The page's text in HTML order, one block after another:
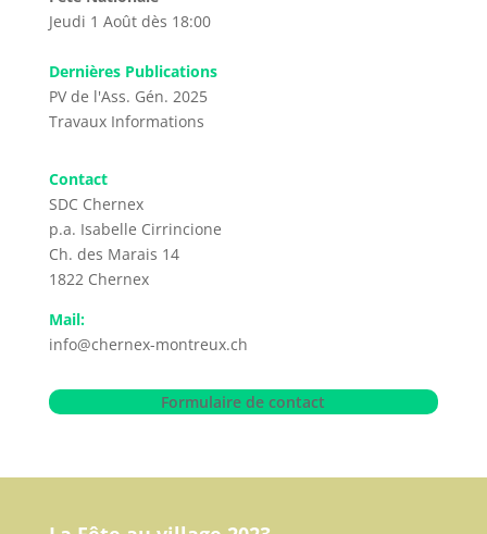
a
i
v
e
Jeudi 1 Août dès 18:00
Dernières Publications
PV de l'Ass. Gén. 2025
Travaux Informations
Contact
SDC Chernex
p.a. Isabelle Cirrincione
Ch. des Marais 14
1822 Chernex
Mail:
info@chernex-montreux.ch
Formulaire de contact